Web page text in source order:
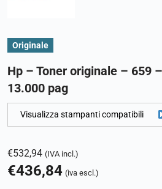
Originale
Hp – Toner originale – 659
13.000 pag
Visualizza stampanti compatibili
€532,94 (IVA incl.)
€436,84 (iva escl.)